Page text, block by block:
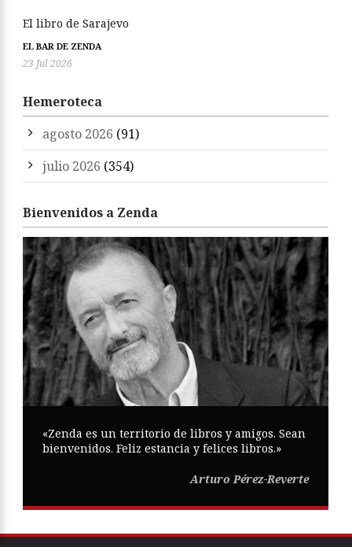
El libro de Sarajevo
EL BAR DE ZENDA
23 Jul 2026
Hemeroteca
agosto 2026 (91)
julio 2026 (354)
Bienvenidos a Zenda
«Zenda es un territorio de libros y amigos. Sean
bienvenidos. Feliz estancia y felices libros.»
Arturo Pérez-Reverte